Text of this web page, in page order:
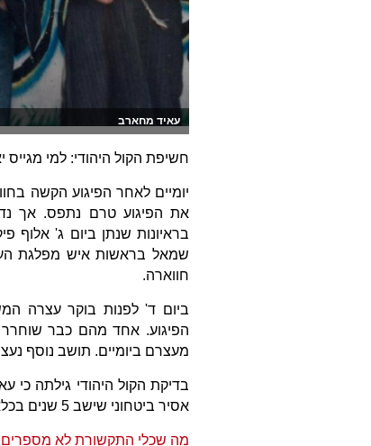
עאיד מחארב
חשיפת הקול היהודי: למי
יומיים לאחר הפיגוע הקשה
את הפיגוע טרם נתפס. אך
בראיונות שנתן ביום ג' אלוף
שמאל בראשות איש מפלגת
חווארה.
ביום ד' לפנות בוקר עצרה
הפיגוע. אחד מהם כבר
מעצרם ביומיים. תושב נוסף
בדיקת הקול היהודי גילתה
אסיר ביטחוני שישב 5 שנים בכלא בתקופת האינתיפאדה ה-2.
מה שכלי התקשורת לא מספרים